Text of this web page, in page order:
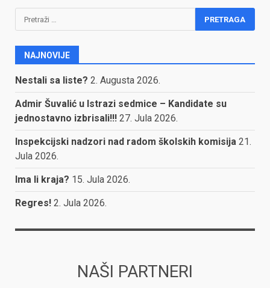
Pretraga:
NAJNOVIJE
Nestali sa liste? 2. Augusta 2026.
Admir Šuvalić u Istrazi sedmice – Kandidate su
jednostavno izbrisali!!! 27. Jula 2026.
Inspekcijski nadzori nad radom školskih komisija 21.
Jula 2026.
Ima li kraja? 15. Jula 2026.
Regres! 2. Jula 2026.
NAŠI PARTNERI